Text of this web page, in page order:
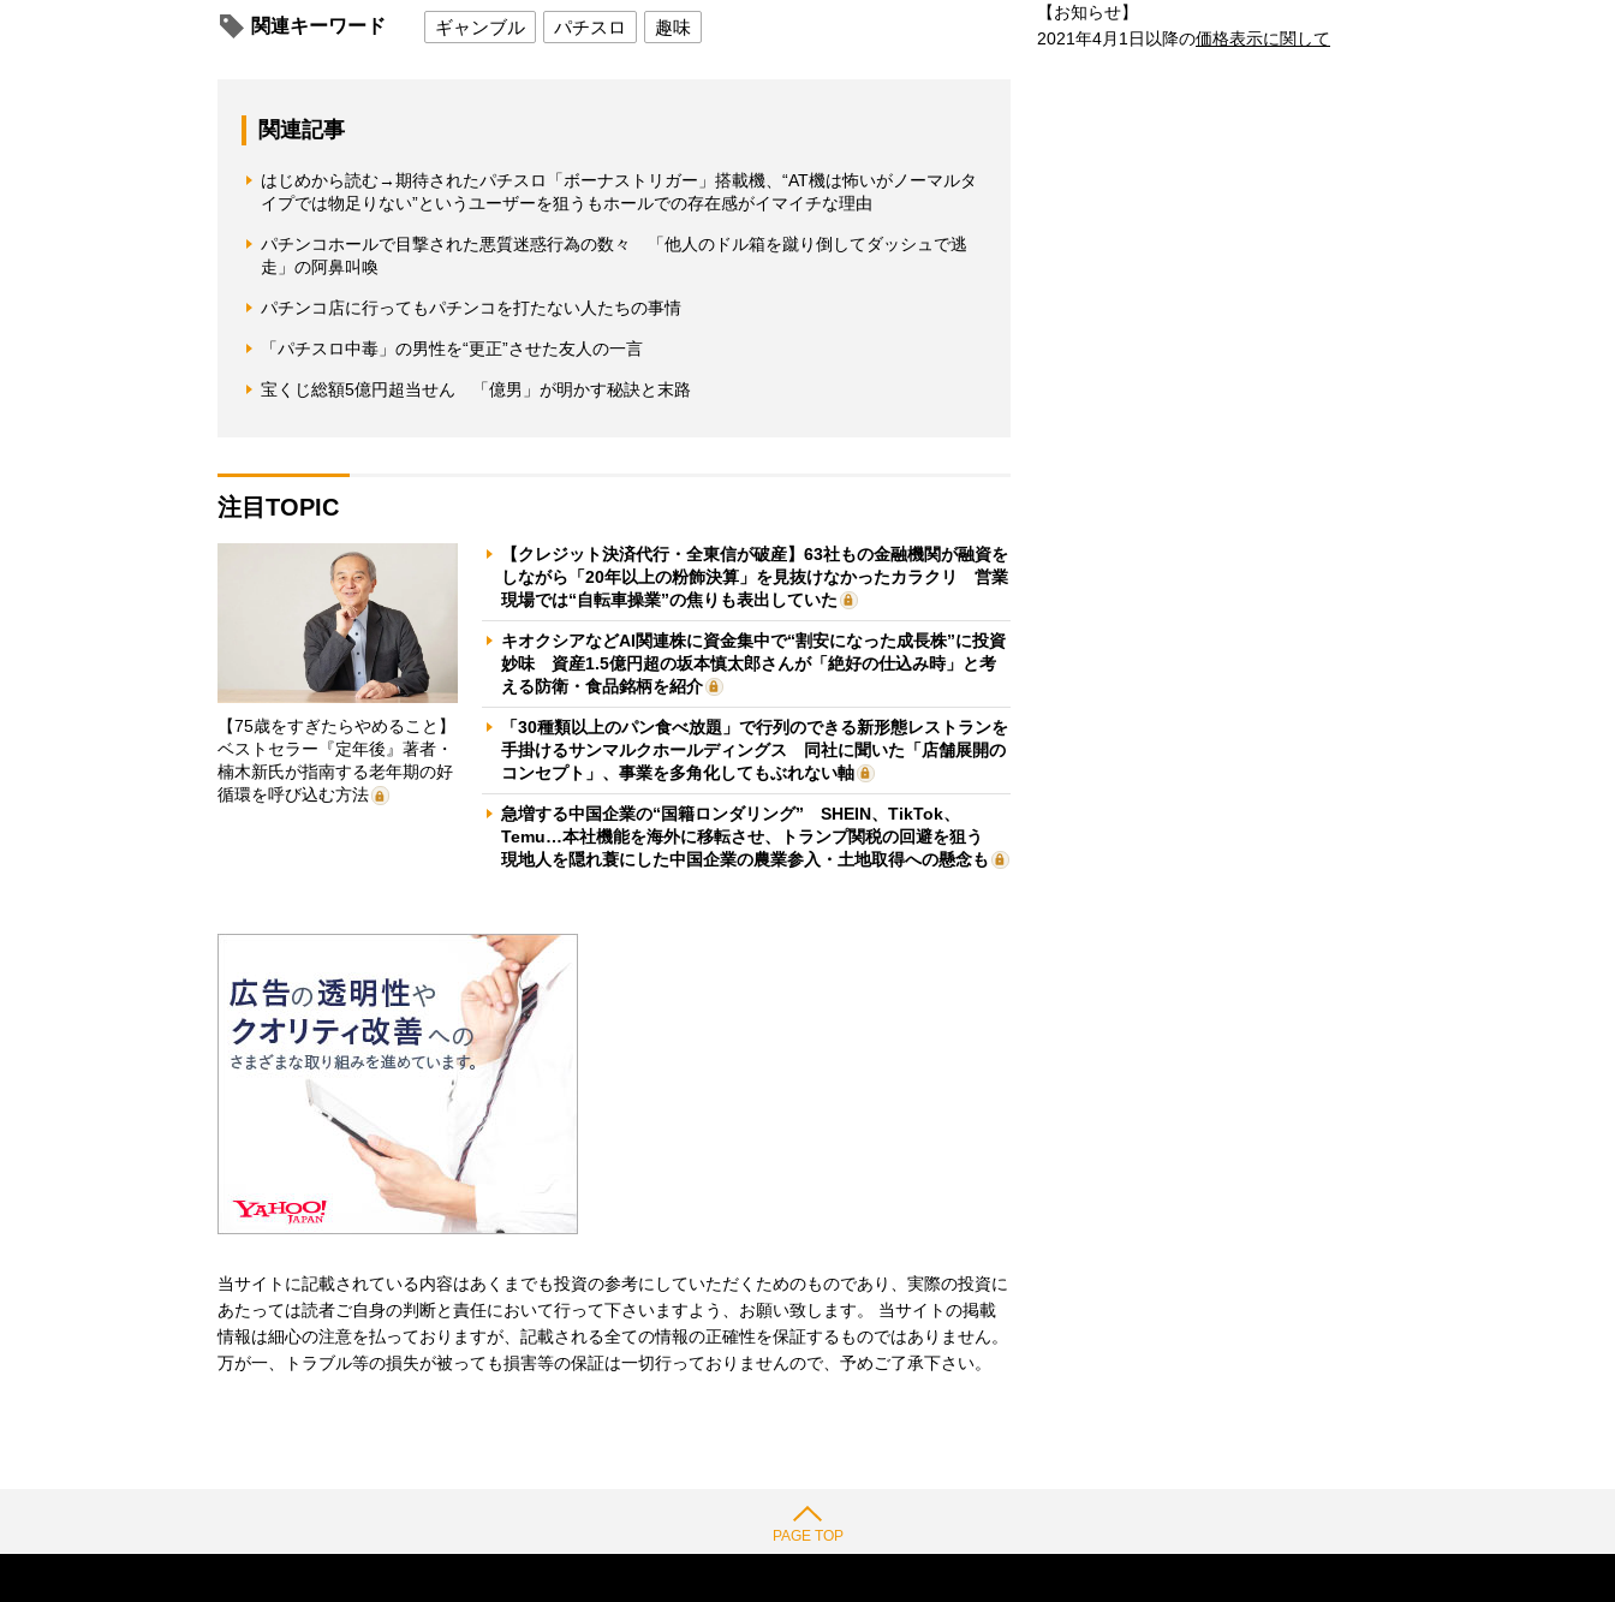
関連キーワード ギャンブル パチスロ 趣味
関連記事
はじめから読む→期待されたパチスロ「ボーナストリガー」搭載機、“AT機は怖いがノーマルタ
イプでは物足りない”というユーザーを狙うもホールでの存在感がイマイチな理由
パチンコホールで目撃された悪質迷惑行為の数々 「他人のドル箱を蹴り倒してダッシュで逃
走」の阿鼻叫喚
パチンコ店に行ってもパチンコを打たない人たちの事情
「パチスロ中毒」の男性を“更正”させた友人の一言
宝くじ総額5億円超当せん 「億男」が明かす秘訣と末路
注目TOPIC
【75歳をすぎたらやめること】
ベストセラー『定年後』著者・
楠木新氏が指南する老年期の好
循環を呼び込む方法
【クレジット決済代行・全東信が破産】63社もの金融機関が融資を
しながら「20年以上の粉飾決算」を見抜けなかったカラクリ 営業
現場では“自転車操業”の焦りも表出していた
キオクシアなどAI関連株に資金集中で“割安になった成長株”に投資
妙味 資産1.5億円超の坂本慎太郎さんが「絶好の仕込み時」と考
える防衛・食品銘柄を紹介
「30種類以上のパン食べ放題」で行列のできる新形態レストランを
手掛けるサンマルクホールディングス 同社に聞いた「店舗展開の
コンセプト」、事業を多角化してもぶれない軸
急増する中国企業の“国籍ロンダリング” SHEIN、TikTok、
Temu…本社機能を海外に移転させ、トランプ関税の回避を狙う
現地人を隠れ蓑にした中国企業の農業参入・土地取得への懸念も
当サイトに記載されている内容はあくまでも投資の参考にしていただくためのものであり、実際の投資に
あたっては読者ご自身の判断と責任において行って下さいますよう、お願い致します。 当サイトの掲載
情報は細心の注意を払っておりますが、記載される全ての情報の正確性を保証するものではありません。
万が一、トラブル等の損失が被っても損害等の保証は一切行っておりませんので、予めご了承下さい。
【お知らせ】
2021年4月1日以降の価格表示に関して
PAGE TOP